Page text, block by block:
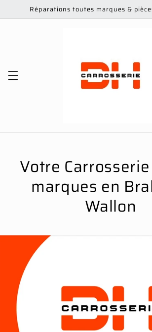
passer
au
Réparations toutes marques &
Votre
marques en
Wallon